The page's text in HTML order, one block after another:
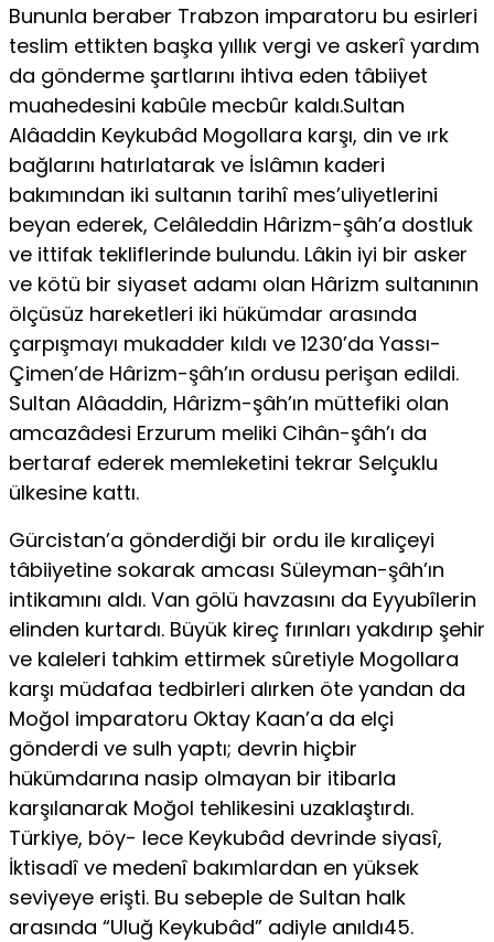
Bununla beraber Trabzon imparatoru bu esirleri
teslim ettikten başka yıllık vergi ve askerî yardım
da gönderme şartlarını ihtiva eden tâbiiyet
muahedesini kabûle mecbûr kaldı.Sultan
Alâaddin Keykubâd Mogollara karşı, din ve ırk
bağlarını hatırlatarak ve İslâmın kaderi
bakımından iki sultanın tarihî mes’uliyetlerini
beyan ederek, Celâleddin Hârizm-şâh’a dostluk
ve ittifak tekliflerinde bulundu. Lâkin iyi bir asker
ve kötü bir siyaset adamı olan Hârizm sultanının
ölçüsüz hareketleri iki hükümdar arasında
çarpışmayı mukadder kıldı ve 1230’da Yassı-
Çimen’de Hârizm-şâh’ın ordusu perişan edildi.
Sultan Alâaddin, Hârizm-şâh’ın müttefiki olan
amcazâdesi Erzurum meliki Cihân-şâh’ı da
bertaraf ederek memleketini tekrar Selçuklu
ülkesine kattı.
Gürcistan’a gönderdiği bir ordu ile kıraliçeyi
tâbiiyetine sokarak amcası Süleyman-şâh’ın
intikamını aldı. Van gölü havzasını da Eyyubîlerin
elinden kurtardı. Büyük kireç fırınları yakdırıp şehir
ve kaleleri tahkim ettirmek sûretiyle Mogollara
karşı müdafaa tedbirleri alırken öte yandan da
Moğol imparatoru Oktay Kaan’a da elçi
gönderdi ve sulh yaptı; devrin hiçbir
hükümdarına nasip olmayan bir itibarla
karşılanarak Moğol tehlikesini uzaklaştırdı.
Türkiye, böy- lece Keykubâd devrinde siyasî,
İktisadî ve medenî bakımlardan en yüksek
seviyeye erişti. Bu sebeple de Sultan halk
arasında “Uluğ Keykubâd” adiyle anıldı45.